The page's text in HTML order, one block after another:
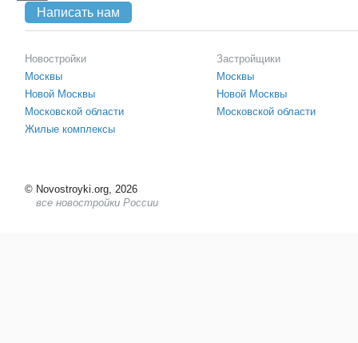
Написать нам
Новостройки
Москвы
Новой Москвы
Московской области
Жилые комплексы
Застройщики
Москвы
Новой Москвы
Московской области
© Novostroyki.org, 2026
все новостройки России